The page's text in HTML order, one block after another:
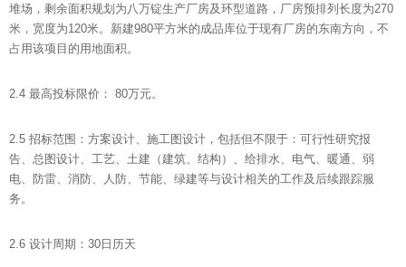
堆场，剩余面积规划为八万锭生产厂房及环型道路，厂房预排列长度为270
米，宽度为120米。新建980平方米的成品库位于现有厂房的东南方向，不
占用该项目的用地面积。
2.4 最高投标限价： 80万元。
2.5 招标范围：方案设计、施工图设计，包括但不限于：可行性研究报
告、总图设计、工艺、土建（建筑、结构）、给排水、电气、暖通、弱
电、防雷、消防、人防、节能、绿建等与设计相关的工作及后续跟踪服
务。
2.6 设计周期：30日历天